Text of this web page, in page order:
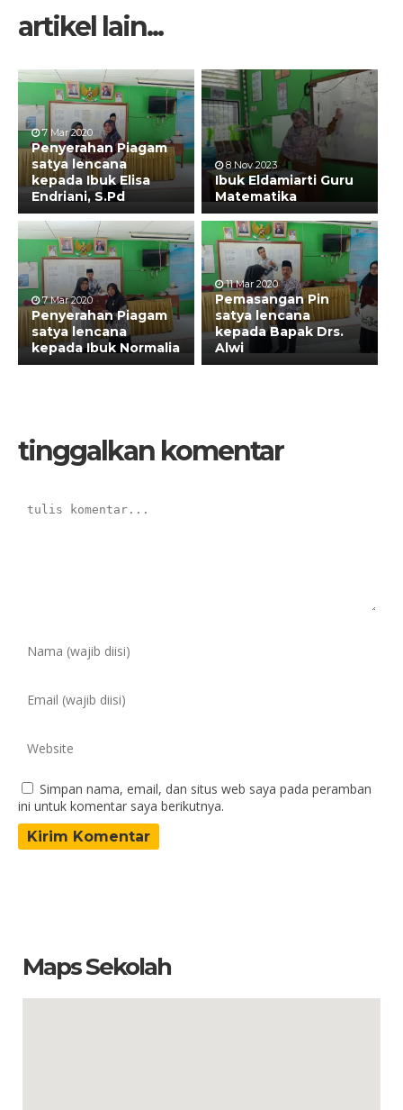
artikel lain...
7 Mar 2020
Penyerahan Piagam
satya lencana
kepada Ibuk Elisa
Endriani, S.Pd
8 Nov 2023
Ibuk Eldamiarti Guru
Matematika
7 Mar 2020
Penyerahan Piagam
satya lencana
kepada Ibuk Normalia
11 Mar 2020
Pemasangan Pin
satya lencana
kepada Bapak Drs.
Alwi
tinggalkan komentar
Simpan nama, email, dan situs web saya pada peramban
ini untuk komentar saya berikutnya.
Maps Sekolah